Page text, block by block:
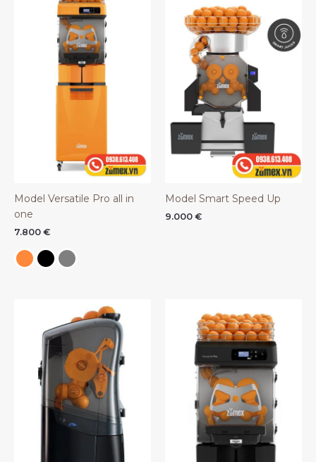
Model Versatile Pro all in
one
7.800 €
Model Smart Speed Up
9.000 €